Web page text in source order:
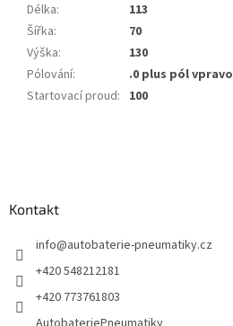
Délka:
113
Šířka:
70
Výška:
130
Pólování:
.0 plus pól vpravo
Startovací proud: 100
Kontakt
info@autobaterie-pneumatiky.cz
+420 548212181
+420 773761803